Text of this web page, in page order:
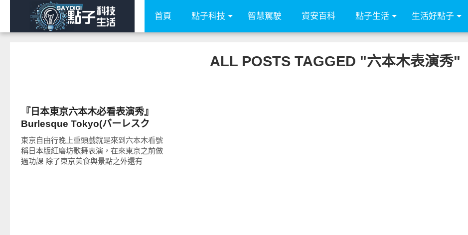
首頁 點子科技 智慧駕駛 資安百科 點子生活 生活好點子
ALL POSTS TAGGED "六本木表演秀"
『日本東京六本木必看表演秀』
Burlesque Tokyo(バーレスク
TOKYO)含影片★東京夜生活推薦
鋼管歌舞秀/日本版紅磨坊歌舞表演
全場超嗨絕無冷場
東京自由行晚上重頭戲就是來到六本木看號
稱日本版紅磨坊歌舞表演，在來東京之前做
過功課 除了東京美食與景點之外還有